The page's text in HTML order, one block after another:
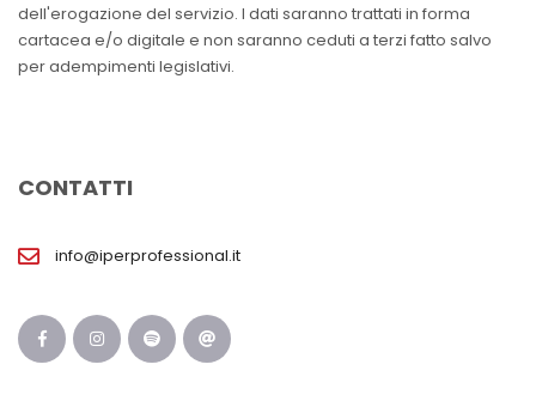
dell'erogazione del servizio. I dati saranno trattati in forma
cartacea e/o digitale e non saranno ceduti a terzi fatto salvo
per adempimenti legislativi.
CONTATTI
info@iperprofessional.it